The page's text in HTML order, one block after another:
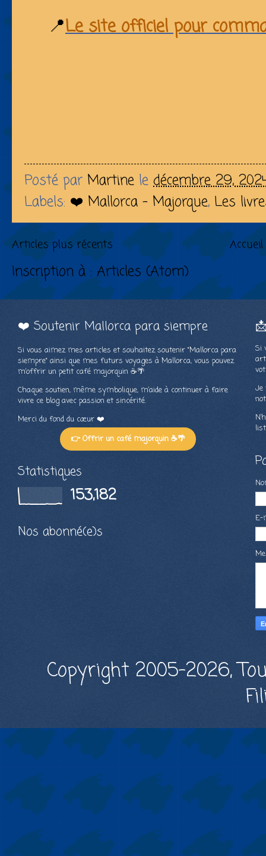
📍Le site officiel pour
Posté par Martine le décembre 29,
Labels: ❤️ Mallorca - Majorque, Les
Articles plus récents Accueil
Inscription à : Articles (Atom)
❤️ Soutenir Mallorca para siempre
Si vous aimez mes articles et souhaitez soutenir "Mallorca para
siempre" ainsi que mes futurs voyages à Mallorca, vous pouvez
m’offrir un petit café majorquin ☕🌴
Chaque soutien, même symbolique, m’aide à continuer à faire
vivre ce blog avec passion et sincérité.
Merci du fond du cœur ❤️
👉 Offrir un café majorquin ☕🌴
Statistiques
153,182
Nos abonné(e)s
Si
Je
Copyright 2005-2026,